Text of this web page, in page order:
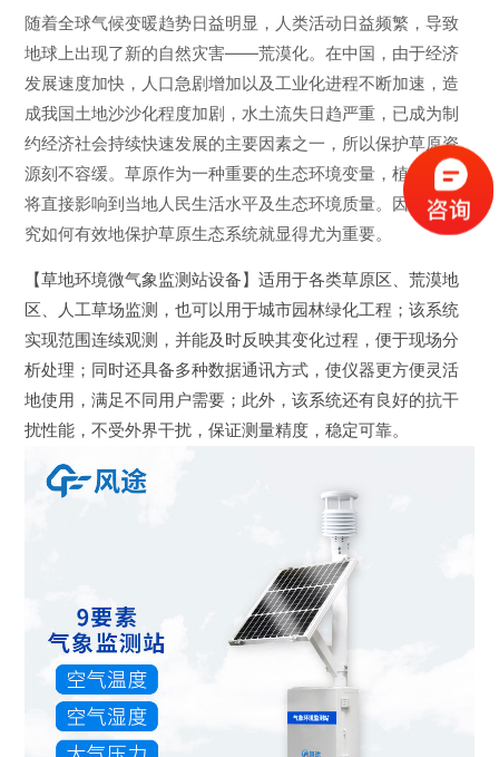
随着全球气候变暖趋势日益明显，人类活动日益频繁，导致
地球上出现了新的自然灾害——荒漠化。在中国，由于经济
发展速度加快，人口急剧增加以及工业化进程不断加速，造
成我国土地沙沙化程度加剧，水土流失日趋严重，已成为制
约经济社会持续快速发展的主要因素之一，所以保护草原资
源刻不容缓。草原作为一种重要的生态环境变量，植被破坏
将直接影响到当地人民生活水平及生态环境质量。因此，研
究如何有效地保护草原生态系统就显得尤为重要。
【草地环境微气象监测站设备】 适用于各类草原区、荒漠地
区、人工草场监测，也可以用于城市园林绿化工程；该系统
实现范围连续观测，并能及时反映其变化过程，便于现场分
析处理；同时还具备多种数据通讯方式，使仪器更方便灵活
地使用，满足不同用户需要；此外，该系统还有良好的抗干
扰性能，不受外界干扰，保证测量精度，稳定可靠。